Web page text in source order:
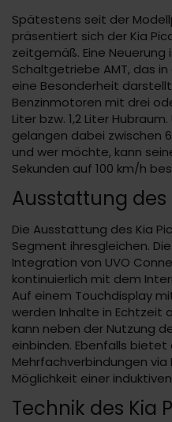
Spätestens seit der
präsentiert sich der Kia
zeitgemäß. Eine
Schaltgetriebe AMT, das
eine Besonderheit
Benzinmotoren mit drei
Liter bzw. 1,2 Liter
gelangen dabei zwischen
und wer möchte, kann
Sekunden auf 100 km/h
Ausstattung des
Die Ausstattung des Kia
Segment ihresgleichen.
Integration von UVO
kontinuierlich mit dem
Auf einem Touchdisplay
werden Inhalte in Echtzeit
kann neben der Nutzung
einbinden. Ebenfalls bietet
Mehrfachverbindungen
Möglichkeit einer
Technik des Kia